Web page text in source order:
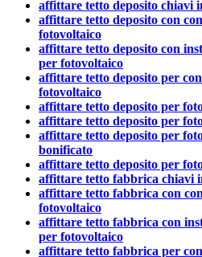
affittare tetto deposito chiavi
affittare tetto deposito con
fotovoltaico
affittare tetto deposito con
per fotovoltaico
affittare tetto deposito per
fotovoltaico
affittare tetto deposito per
affittare tetto deposito per
affittare tetto deposito per
bonificato
affittare tetto deposito per
affittare tetto fabbrica chiavi
affittare tetto fabbrica con
fotovoltaico
affittare tetto fabbrica con
per fotovoltaico
affittare tetto fabbrica per